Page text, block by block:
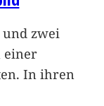
zwei
einer
In ihren